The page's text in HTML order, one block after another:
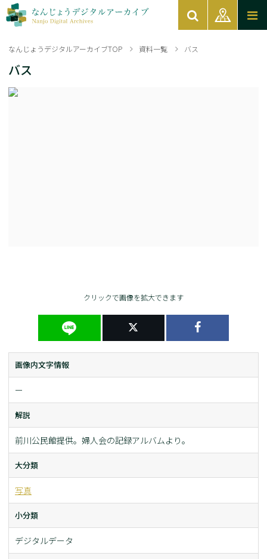
なんじょうデジタルアーカイブTOP 資料一覧 バス
バス
クリックで画像を拡大できます
画像内文字情報
ー
解説
前川公民館提供。婦人会の記録アルバムより。
大分類
写真
小分類
デジタルデータ